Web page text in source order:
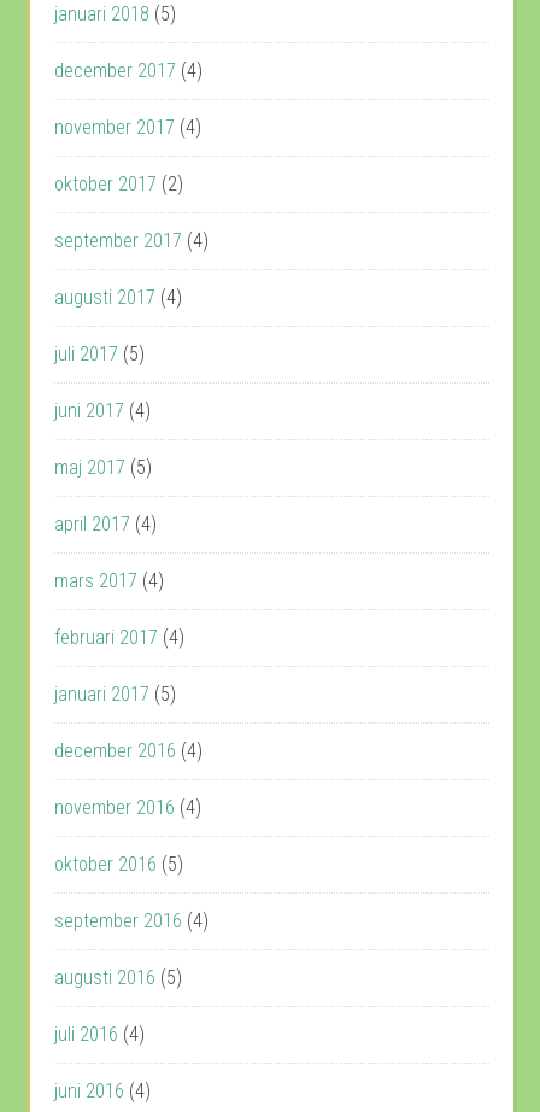
januari 2018 (5)
december 2017 (4)
november 2017 (4)
oktober 2017 (2)
september 2017 (4)
augusti 2017 (4)
juli 2017 (5)
juni 2017 (4)
maj 2017 (5)
april 2017 (4)
mars 2017 (4)
februari 2017 (4)
januari 2017 (5)
december 2016 (4)
november 2016 (4)
oktober 2016 (5)
september 2016 (4)
augusti 2016 (5)
juli 2016 (4)
juni 2016 (4)